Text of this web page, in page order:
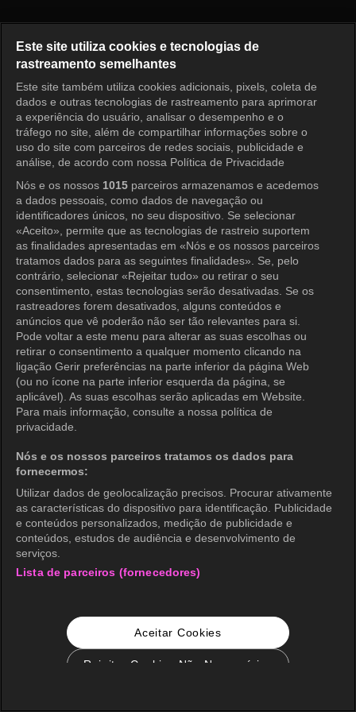
Entrar
Este site utiliza cookies e tecnologias de
rastreamento semelhantes
Este site também utiliza cookies adicionais, pixels, coleta de
dados e outras tecnologias de rastreamento para aprimorar
a experiência do usuário, analisar o desempenho e o
tráfego no site, além de compartilhar informações sobre o
uso do site com parceiros de redes sociais, publicidade e
análise, de acordo com nossa Política de Privacidade
Nós e os nossos 1015 parceiros armazenamos e acedemos
a dados pessoais, como dados de navegação ou
identificadores únicos, no seu dispositivo. Se selecionar
«Aceito», permite que as tecnologias de rastreio suportem
as finalidades apresentadas em «Nós e os nossos parceiros
tratamos dados para as seguintes finalidades». Se, pelo
contrário, selecionar «Rejeitar tudo» ou retirar o seu
consentimento, estas tecnologias serão desativadas. Se os
rastreadores forem desativados, alguns conteúdos e
anúncios que vê poderão não ser tão relevantes para si.
Pode voltar a este menu para alterar as suas escolhas ou
retirar o consentimento a qualquer momento clicando na
ligação Gerir preferências na parte inferior da página Web
(ou no ícone na parte inferior esquerda da página, se
aplicável). As suas escolhas serão aplicadas em Website.
Para mais informação, consulte a nossa política de
privacidade.
Nós e os nossos parceiros tratamos os dados para
fornecermos:
Utilizar dados de geolocalização precisos. Procurar ativamente
as características do dispositivo para identificação. Publicidade
e conteúdos personalizados, medição de publicidade e
conteúdos, estudos de audiência e desenvolvimento de
serviços.
Lista de parceiros (fornecedores)
Aceitar Cookies
Rejeitar Cookies Não Necessários